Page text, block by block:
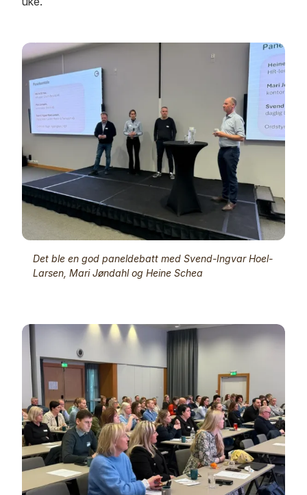
Det ble en god paneldebatt med Svend-Ingvar Hoel-
Larsen, Mari Jøndahl og Heine Schea